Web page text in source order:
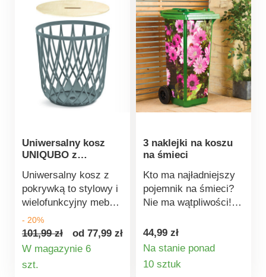
dziecięcych. Z 4
specjalnymi
haczykami na torebki,
chroniącymi uchwyty i
paski na ramię.
Regulacja wysokości
do 110 cm. 3 poziomy
z haczykami. 4
również do montażu
na ścianie.
możliwością regulacji
kąta. Krawędź
chwytająca na całej
powierzchni cieczy i
okruszków. Po
złożeniu ma tylko 8
cm szerokości -
idealnie nadaje się do
złożenia pod sofę.
Uniwersalny kosz
UNIQUBO z
Uniwersalny kosz z
pokrywką to stylowy i
wielofunkcyjny mebel,
który Cię zachwyci.
Jego zastosowanie w
domu czy w pracy jest
naprawdę szerokie.
Możesz
- 20%
101,99 zł
od 77,99 zł
W magazynie 6
szt.
3 naklejki na koszu
na śmieci
Kto ma najładniejszy
pojemnik na śmieci?
Nie ma wątpliwości!
kwitnącymi gerberami
Twój pojemnik na
śmieci będzie
natychmiast
44,99 zł
Na stanie ponad
10 sztuk